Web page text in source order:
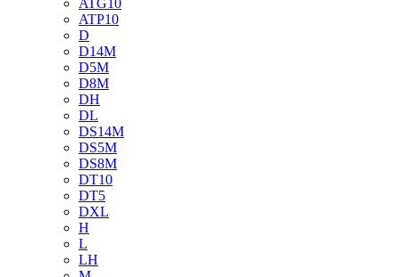
ATG10
ATP10
D
D14M
D5M
D8M
DH
DL
DS14M
DS5M
DS8M
DT10
DT5
DXL
H
L
LH